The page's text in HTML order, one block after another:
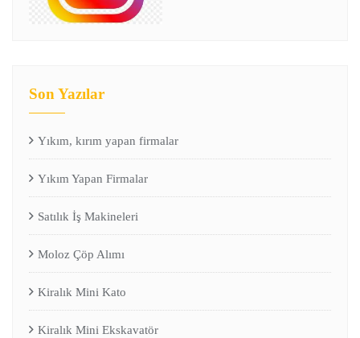
Son Yazılar
Yıkım, kırım yapan firmalar
Yıkım Yapan Firmalar
Satılık İş Makineleri
Moloz Çöp Alımı
Kiralık Mini Kato
Kiralık Mini Ekskavatör